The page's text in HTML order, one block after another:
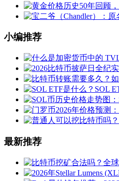
小编推荐
最新推荐